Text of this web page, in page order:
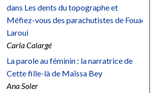
dans Les dents du topographe et
Méfiez-vous des parachutistes de Fouad
Laroui
Carla Calargé
La parole au féminin : la narratrice de
Cette fille-là de Maïssa Bey
Ana Soler